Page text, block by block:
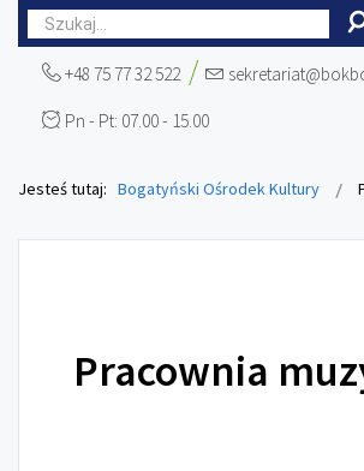
+48 75 77 32 522
Pn - Pt: 07.00 - 15.00
Jesteś tutaj: Bogatyński Ośrodek Kultury
Pracownia